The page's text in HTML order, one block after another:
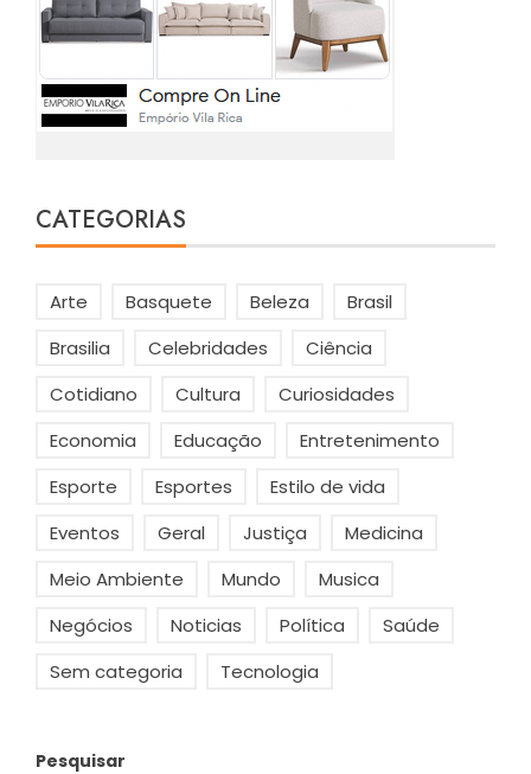
CATEGORIAS
Arte Basquete Beleza
Brasil
Brasilia
Celebridades
Ciência
Cotidiano
Cultura
Curiosidades
Economia
Educação
Entretenimento
Esporte
Esportes
Estilo de vida
Eventos
Geral Justiça
Medicina
Meio Ambiente
Mundo
Musica
Negócios
Noticias Política
Saúde
Sem categoria
Tecnologia
Pesquisar